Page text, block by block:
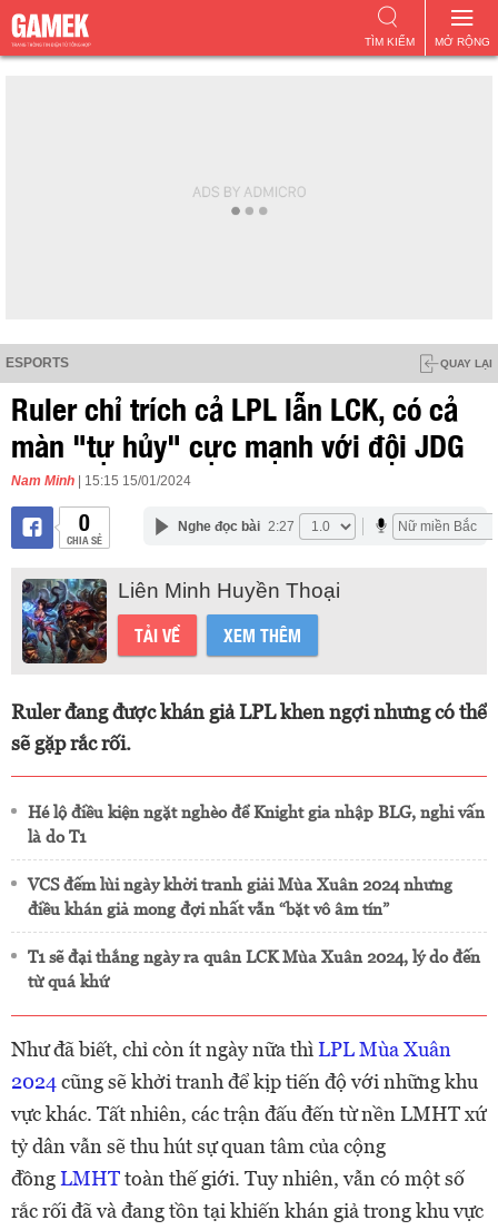
MỞ RỘNG
TÌM KIẾM
ESPORTS QUAY LẠI
Ruler chỉ trích cả LPL lẫn LCK, có cả
màn "tự hủy" cực mạnh với đội JDG
Nam Minh | 15:15 15/01/2024
0
CHIA SẺ
Nghe đọc bài 2:27
Liên Minh Huyền Thoại
TẢI VỀ XEM THÊM
Ruler đang được khán giả LPL khen ngợi nhưng có thể
sẽ gặp rắc rối.
Hé lộ điều kiện ngặt nghèo để Knight gia nhập BLG, nghi vấn
là do T1
VCS đếm lùi ngày khởi tranh giải Mùa Xuân 2024 nhưng
điều khán giả mong đợi nhất vẫn “bặt vô âm tín”
T1 sẽ đại thắng ngày ra quân LCK Mùa Xuân 2024, lý do đến
từ quá khứ
Như đã biết, chỉ còn ít ngày nữa thì LPL Mùa Xuân
2024cũng sẽ khởi tranh để kịp tiến độ với những khu
vực khác. Tất nhiên, các trận đấu đến từ nền LMHT xứ
tỷ dân vẫn sẽ thu hút sự quan tâm của cộng
đồngLMHTtoàn thế giới. Tuy nhiên, vẫn có một số
rắc rối đã và đang tồn tại khiến khán giả trong khu vực